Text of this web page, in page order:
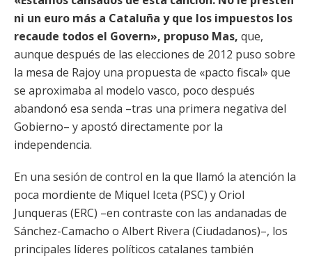
ni un euro más a Cataluña y que los impuestos los
recaude todos el Govern», propuso Mas, que,
aunque después de las elecciones de 2012 puso sobre
la mesa de Rajoy una propuesta de «pacto fiscal» que
se aproximaba al modelo vasco, poco después
abandonó esa senda –tras una primera negativa del
Gobierno– y apostó directamente por la
independencia.
En una sesión de control en la que llamó la atención la
poca mordiente de Miquel Iceta (PSC) y Oriol
Junqueras (ERC) –en contraste con las andanadas de
Sánchez-Camacho o Albert Rivera (Ciudadanos)–, los
principales líderes políticos catalanes también